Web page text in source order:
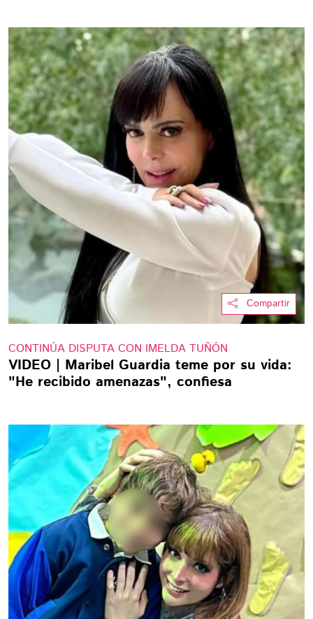
Compartir
CONTINÚA DISPUTA CON IMELDA TUÑÓN
VIDEO | Maribel Guardia teme por su vida:
"He recibido amenazas", confiesa